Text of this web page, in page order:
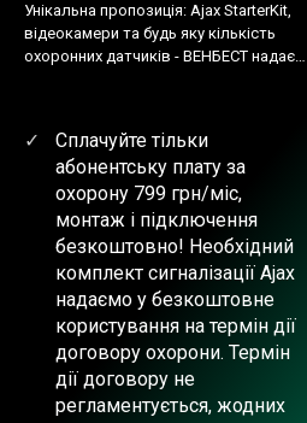
Унікальна пропозиція: Ajax StarterKit,
відеокамери та будь яку кількість
охоронних датчиків - ВЕНБЕСТ надає
Сплачуйте тільки
абонентську плату за
охорону 799 грн/міс,
монтаж і підключення
безкоштовно! Необхідний
комплект сигналізації Ajax
надаємо у безкоштовне
користування на термін дії
договору охорони. Термін
дії договору не
регламентується, жодних